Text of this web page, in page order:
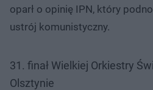
oparł o opinię IPN, który
ustrój komunistyczny.
31. finał Wielkiej Orkiestry
Olsztynie